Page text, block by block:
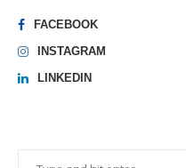
FACEBOOK
INSTAGRAM
LINKEDIN